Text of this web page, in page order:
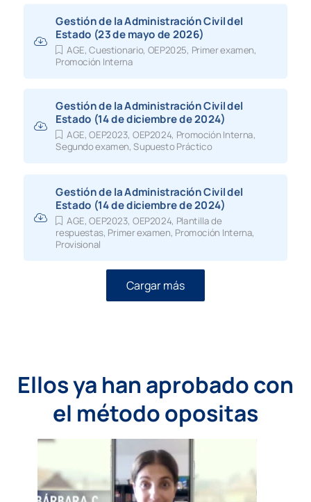
Gestión de la Administración Civil del
Estado (23 de mayo de 2026)
AGE,Cuestionario, OEP2025, Primer examen,
Promoción Interna
Gestión de la Administración Civil del
Estado (14 de diciembre de 2024)
AGE,OEP2023,OEP2024, Promoción Interna,
Segundo examen,Supuesto Práctico
Gestión de la Administración Civil del
Estado (14 de diciembre de 2024)
AGE,OEP2023,OEP2024, Plantilla de
respuestas, Primer examen, Promoción Interna,
Provisional
Cargar más
Ellos ya han aprobado con
el método opositas